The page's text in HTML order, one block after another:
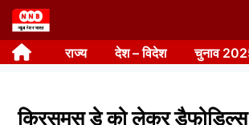
Skip
to
content राज्य देश – विदेश चुनाव
क्रिसमस डे को लेकर